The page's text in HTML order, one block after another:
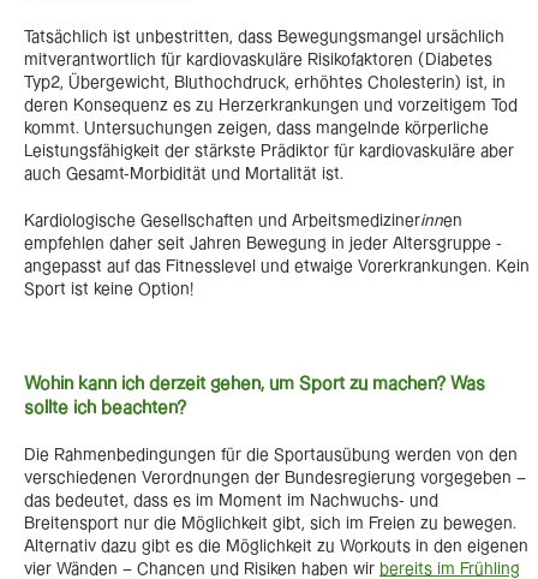
Tatsächlich ist unbestritten, dass Bewegungsmangel ursächlich
mitverantwortlich für kardiovaskuläre Risikofaktoren (Diabetes
Typ2, Übergewicht, Bluthochdruck, erhöhtes Cholesterin) ist, in
deren Konsequenz es zu Herzerkrankungen und vorzeitigem Tod
kommt. Untersuchungen zeigen, dass mangelnde körperliche
Leistungsfähigkeit der stärkste Prädiktor für kardiovaskuläre aber
auch Gesamt-Morbidität und Mortalität ist.
Kardiologische Gesellschaften und Arbeitsmedizinerinnen
empfehlen daher seit Jahren Bewegung in jeder Altersgruppe -
angepasst auf das Fitnesslevel und etwaige Vorerkrankungen. Kein
Sport ist keine Option!
Wohin kann ich derzeit gehen, um Sport zu machen? Was
sollte ich beachten?
Die Rahmenbedingungen für die Sportausübung werden von den
verschiedenen Verordnungen der Bundesregierung vorgegeben –
das bedeutet, dass es im Moment im Nachwuchs- und
Breitensport nur die Möglichkeit gibt, sich im Freien zu bewegen.
Alternativ dazu gibt es die Möglichkeit zu Workouts in den eigenen
vier Wänden – Chancen und Risiken haben wir bereits im Frühling